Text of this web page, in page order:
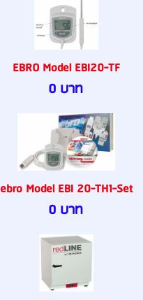
EBRO Model EBI20-TF
0 บาท
ebro Model EBI 20-TH1-Set
0 บาท